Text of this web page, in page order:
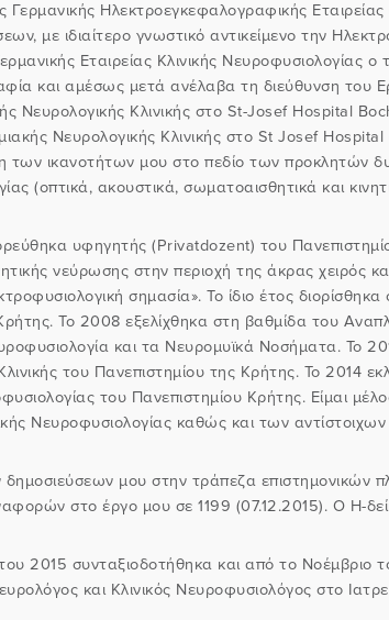
Γερμανικής Ηλεκτροεγκεφαλογραφικής
με ιδιαίτερο γνωστικό αντικείμενο την
Εταιρείας Κλινικής Νευροφυσιολογίας ο
και αμέσως μετά ανέλαβα τη διεύθυνση του
Νευρολογικής Κλινικής στο St-Josef Hospital
Νευρολογικής Κλινικής στο St Josef
των ικανοτήτων μου στο πεδίο των προκλητών
(οπτικά, ακουστικά, σωματοαισθητικά και
υφηγητής (Privatdozent) του
νεύρωσης στην περιοχή της άκρας χειρός
σημασία». Το ίδιο έτος
Το 2008 εξελίχθηκα στη βαθμίδα του
και τα Νευρομυϊκά Νοσήματα. Το
του Πανεπιστημίου της Κρήτης. Το 2014
του Πανεπιστημίου Κρήτης. Είμαι
Νευροφυσιολογίας καθώς και των
μου στην τράπεζα επιστημονικών
στο έργο μου σε 1199 (07.12.2015). Ο Η-
2015 συνταξιοδοτήθηκα και από το Νοέμβριο
και Κλινικός Νευροφυσιολόγος στο